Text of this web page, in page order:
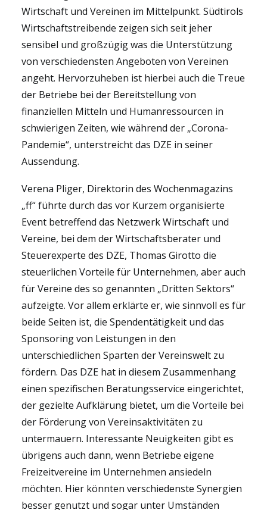
Wirtschaft und Vereinen im Mittelpunkt. Südtirols
Wirtschaftstreibende zeigen sich seit jeher
sensibel und großzügig was die Unterstützung
von verschiedensten Angeboten von Vereinen
angeht. Hervorzuheben ist hierbei auch die Treue
der Betriebe bei der Bereitstellung von
finanziellen Mitteln und Humanressourcen in
schwierigen Zeiten, wie während der „Corona-
Pandemie“, unterstreicht das DZE in seiner
Aussendung.
Verena Pliger, Direktorin des Wochenmagazins
„ff“ führte durch das vor Kurzem organisierte
Event betreffend das Netzwerk Wirtschaft und
Vereine, bei dem der Wirtschaftsberater und
Steuerexperte des DZE, Thomas Girotto die
steuerlichen Vorteile für Unternehmen, aber auch
für Vereine des so genannten „Dritten Sektors“
aufzeigte. Vor allem erklärte er, wie sinnvoll es für
beide Seiten ist, die Spendentätigkeit und das
Sponsoring von Leistungen in den
unterschiedlichen Sparten der Vereinswelt zu
fördern. Das DZE hat in diesem Zusammenhang
einen spezifischen Beratungsservice eingerichtet,
der gezielte Aufklärung bietet, um die Vorteile bei
der Förderung von Vereinsaktivitäten zu
untermauern. Interessante Neuigkeiten gibt es
übrigens auch dann, wenn Betriebe eigene
Freizeitvereine im Unternehmen ansiedeln
möchten. Hier könnten verschiedenste Synergien
besser genutzt und sogar unter Umständen